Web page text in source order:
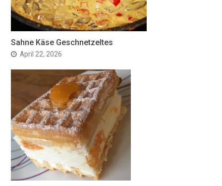
Sahne Käse Geschnetzeltes
April 22, 2026